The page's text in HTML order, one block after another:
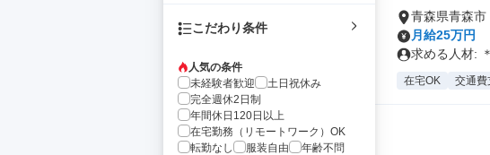
こだわり条件
人気の条件
未経験者歓迎
土日祝休み
完全週休2日制
年間休日120日以上
在宅勤務（リモートワーク）OK
転勤なし
服装自由
年齢不問
青森県青森市
月給25万円
求める人材:
在宅OK 交通費